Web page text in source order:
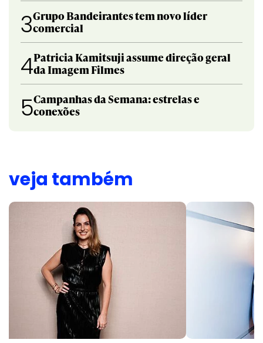
3Grupo Bandeirantes tem novo líder
comercial
4Patricia Kamitsuji assume direção geral
da Imagem Filmes
5Campanhas da Semana: estrelas e
conexões
veja também